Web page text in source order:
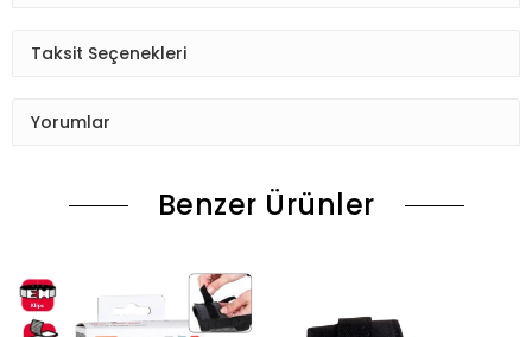
Taksit Seçenekleri
Yorumlar
Benzer Ürünler